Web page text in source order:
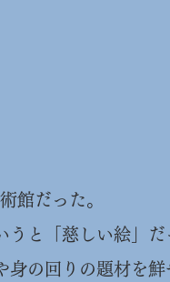
館だった。
と「慈しい絵」だ
身の回りの題材を鮮